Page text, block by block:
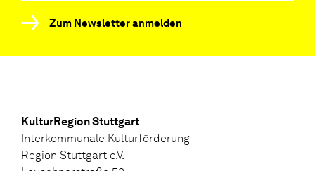
Zum Newsletter anmelden
KulturRegion Stuttgart
Interkommunale Kulturförderung
Region Stuttgart e.V.